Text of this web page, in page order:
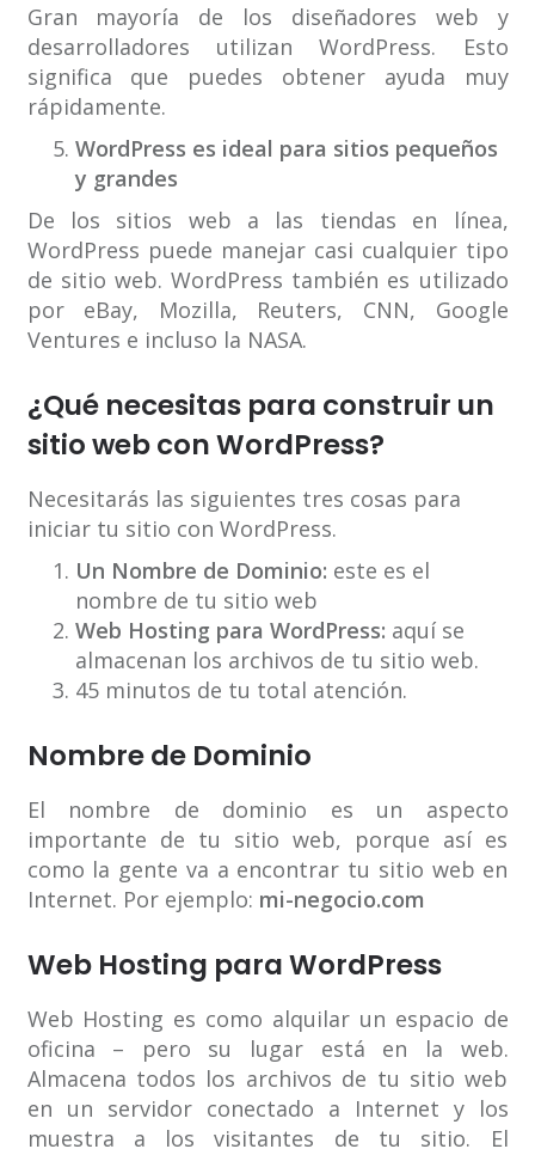
Gran mayoría de los diseñadores web y
desarrolladores utilizan WordPress. Esto
significa que puedes obtener ayuda muy
rápidamente.
WordPress es ideal para sitios pequeños
y grandes
De los sitios web a las tiendas en línea,
WordPress puede manejar casi cualquier tipo
de sitio web. WordPress también es utilizado
por eBay, Mozilla, Reuters, CNN, Google
Ventures e incluso la NASA.
¿Qué necesitas para construir un
sitio web con WordPress?
Necesitarás las siguientes tres cosas para
iniciar tu sitio con WordPress.
Un Nombre de Dominio: este es el
nombre de tu sitio web
Web Hosting para WordPress: aquí se
almacenan los archivos de tu sitio web.
45 minutos de tu total atención.
Nombre de Dominio
El nombre de dominio es un aspecto
importante de tu sitio web, porque así es
como la gente va a encontrar tu sitio web en
Internet. Por ejemplo: mi-negocio.com
Web Hosting para WordPress
Web Hosting es como alquilar un espacio de
oficina – pero su lugar está en la web.
Almacena todos los archivos de tu sitio web
en un servidor conectado a Internet y los
muestra a los visitantes de tu sitio. El